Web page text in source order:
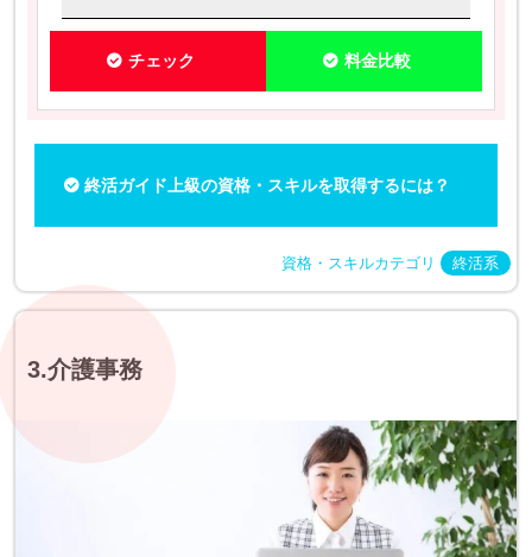
チェック 料金比較
終活ガイド上級の資格・スキルを取得するには？
資格・スキルカテゴリ 終活系
3.介護事務